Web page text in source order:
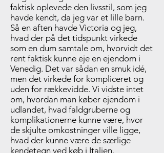
faktisk oplevede den livsstil, som jeg
havde kendt, da jeg var et lille barn.
Så en aften havde Victoria og jeg,
hvad der på det tidspunkt virkede
som en dum samtale om, hvorvidt det
rent faktisk kunne eje en ejendom i
Venedig. Det var sådan en smuk idé,
men det virkede for kompliceret og
uden for rækkevidde. Vi vidste intet
om, hvordan man køber ejendom i
udlandet, hvad faldgruberne og
komplikationerne kunne være, hvor
de skjulte omkostninger ville ligge,
hvad der kunne være de særlige
kendetegn ved køb i Italien.